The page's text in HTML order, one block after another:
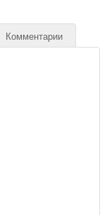
Комментарии